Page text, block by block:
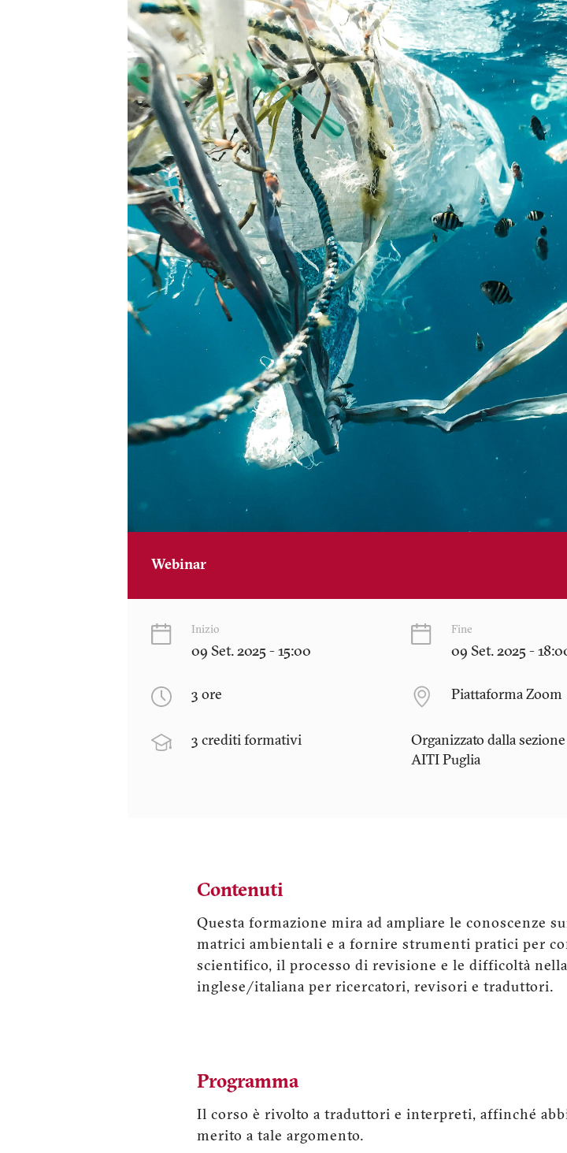
Webinar
Inizio
09 Set. 2025 - 15:00
Fine
09 Set. 2025 -
3 ore Piattaforma Zoom
3 crediti formativi
Organizzato dalla
AITI Puglia
Contenuti
Questa formazione mira ad ampliare le conoscenze
matrici ambientali e a fornire strumenti pratici per
scientifico, il processo di revisione e le difficoltà
inglese/italiana per ricercatori, revisori e traduttori.
Programma
Il corso è rivolto a traduttori e interpreti, affinché
merito a tale argomento.